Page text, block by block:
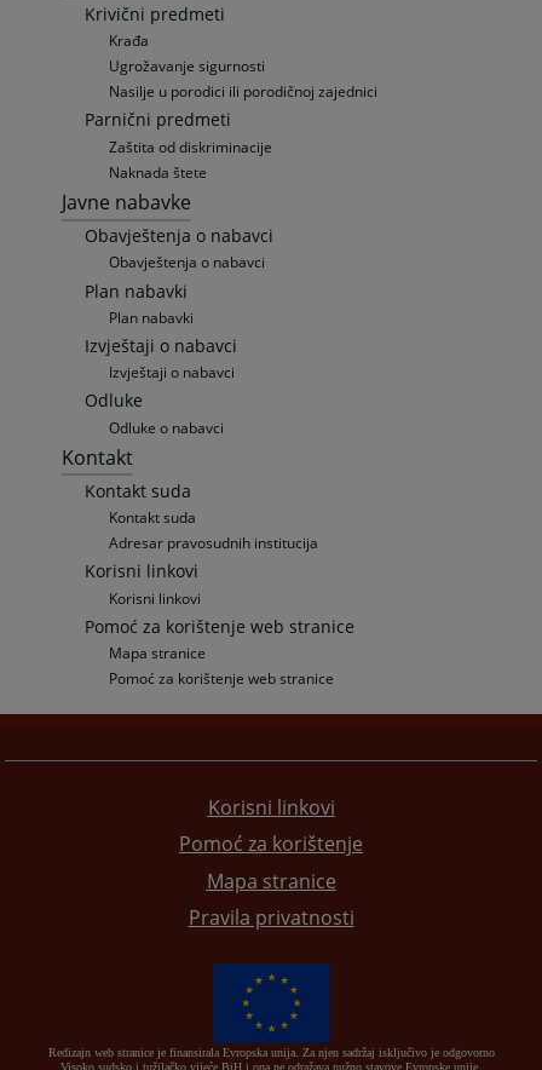
Krivični predmeti
Krađa
Ugrožavanje sigurnosti
Nasilje u porodici ili porodičnoj zajednici
Parnični predmeti
Zaštita od diskriminacije
Naknada štete
Javne nabavke
Obavještenja o nabavci
Obavještenja o nabavci
Plan nabavki
Plan nabavki
Izvještaji o nabavci
Izvještaji o nabavci
Odluke
Odluke o nabavci
Kontakt
Kontakt suda
Kontakt suda
Adresar pravosudnih institucija
Korisni linkovi
Korisni linkovi
Pomoć za korištenje web stranice
Mapa stranice
Pomoć za korištenje web stranice
Korisni linkovi
Pomoć za korištenje
Mapa stranice
Pravila privatnosti
Redizajn web stranice je finansirala Evropska unija. Za njen sadržaj isključivo je odgovorno
Visoko sudsko i tužilačko vijeće BiH i ona ne odražava nužno stavove Evropske unije.